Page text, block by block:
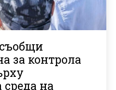
за контрола
среда на